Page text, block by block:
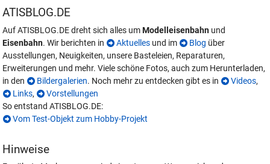
ATISBLOG.DE
Auf ATISBLOG.DE dreht sich alles umModelleisenbahn und
Eisenbahn. Wir berichten in Aktuelles und im Blog über
Ausstellungen, Neuigkeiten, unsere Basteleien, Reparaturen,
Erweiterungen und mehr. Viele schöne Fotos, auch zum Herunterladen,
in den
Bildergalerien. Noch mehr zu entdecken gibt es in Videos,
Links,
Vorstellungen
So entstand ATISBLOG.DE:
Vom Test-Objekt zum Hobby-Projekt
Hinweise